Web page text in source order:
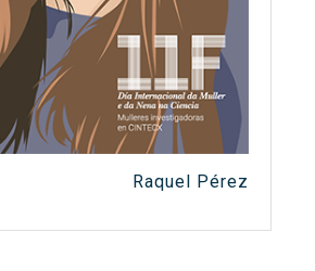
Raquel Pérez